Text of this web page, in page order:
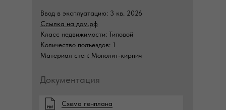
Документация
Ввод в эксплуатацию: 3 кв. 2026
Ссылка на дом.рф
Класс недвижимости: Типовой
Количество подъездов: 1
Материал стен: Монолит-кирпич
Схема генплана